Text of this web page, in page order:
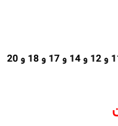
شماره های موجود 2 و 4 و 5 و 6 و 7 و 8 و 10 و 11 و 12 و 14 و 17 و 18 و 20